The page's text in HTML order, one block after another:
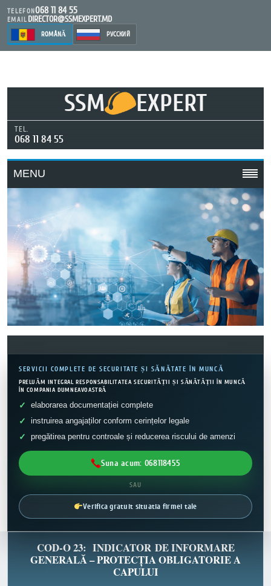
TELEFON068 11 84 55
EMAIL DIRECTOR@SSMEXPERT.MD
ROMÂNĂ РУССКИЙ
SSM EXPERT
TEL.
068 11 84 55
MENU
SERVICII COMPLETE DE SECURITATE ȘI SĂNĂTATE ÎN MUNCĂ
PRELUĂM INTEGRAL RESPONSABILITATEA SECURITĂȚII ȘI SĂNĂTĂȚII ÎN MUNCĂ
ÎN COMPANIA DUMNEAVOASTRĂ
elaborarea documentației complete
instruirea angajaților conform cerințelor legale
pregătirea pentru controale și reducerea riscului de amenzi
Suna acum: 068118455
SAU
Verifica gratuit situatia firmei tale
COD-O 23: INDICATOR DE INFORMARE
GENERALĂ – PROTECȚIA OBLIGATORIE A
CAPULUI